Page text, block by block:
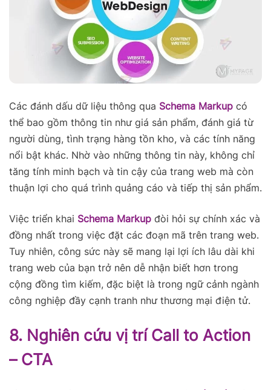
Các đánh dấu dữ liệu thông qua Schema Markup có
thể bao gồm thông tin như giá sản phẩm, đánh giá từ
người dùng, tình trạng hàng tồn kho, và các tính năng
nổi bật khác. Nhờ vào những thông tin này, không chỉ
tăng tính minh bạch và tin cậy của trang web mà còn
thuận lợi cho quá trình quảng cáo và tiếp thị sản phẩm.
Việc triển khai Schema Markup đòi hỏi sự chính xác và
đồng nhất trong việc đặt các đoạn mã trên trang web.
Tuy nhiên, công sức này sẽ mang lại lợi ích lâu dài khi
trang web của bạn trở nên dễ nhận biết hơn trong
cộng đồng tìm kiếm, đặc biệt là trong ngữ cảnh ngành
công nghiệp đầy cạnh tranh như thương mại điện tử.
8. Nghiên cứu vị trí Call to Action
– CTA